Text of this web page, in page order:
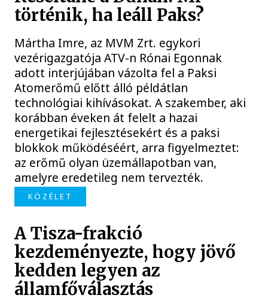
történik, ha leáll Paks?
Mártha Imre, az MVM Zrt. egykori
vezérigazgatója ATV-n Rónai Egonnak
adott interjújában vázolta fel a Paksi
Atomerőmű előtt álló példátlan
technológiai kihívásokat. A szakember, aki
korábban éveken át felelt a hazai
energetikai fejlesztésekért és a paksi
blokkok működéséért, arra figyelmeztet:
az erőmű olyan üzemállapotban van,
amelyre eredetileg nem tervezték.
KÖZÉLET
A Tisza-frakció
kezdeményezte, hogy jövő
kedden legyen az
államfőválasztás